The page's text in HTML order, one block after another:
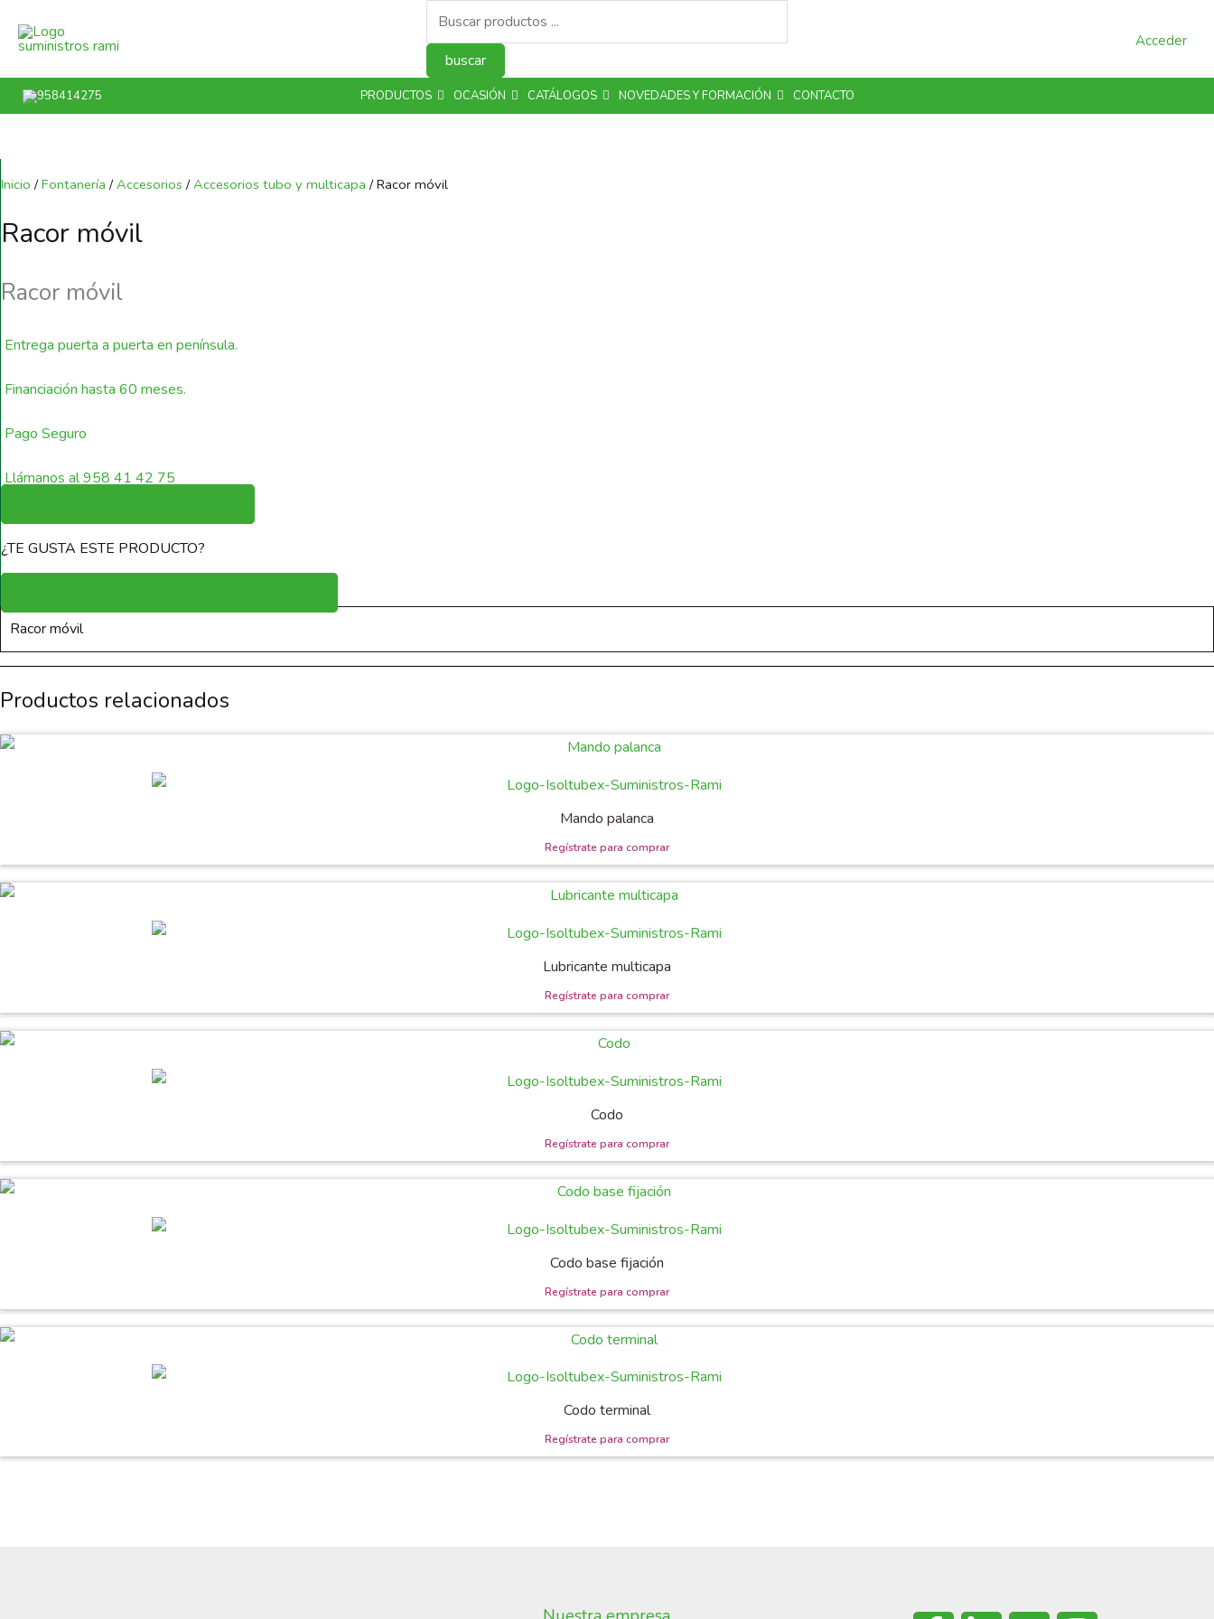
productos
buscar
Acceder
958414275 PRODUCTOS OCASIÓN CATÁLOGOS NOVEDADES Y FORMACIÓN CONTACTO
Inicio /Fontanería /Accesorios /Accesorios tubo y multicapa / Racor móvil
Racor móvil
Racor móvil
Entrega puerta a puerta en península.
Financiación hasta 60 meses.
Pago Seguro
Llámanos al 958 41 42 75
¿TE GUSTA ESTE PRODUCTO?
Racor móvil
Productos relacionados
Mando palanca
Lubricante multicapa
Codo
Codo base fijación
Codo terminal